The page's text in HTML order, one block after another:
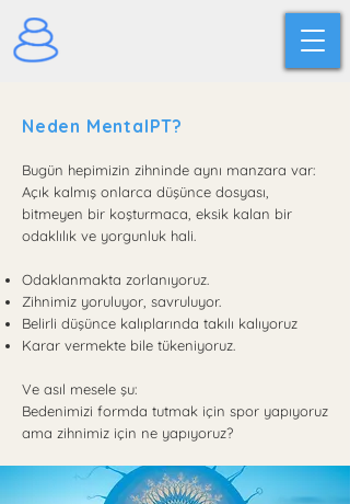
Neden MentalPT?
Bugün hepimizin zihninde aynı manzara var:
Açık kalmış onlarca düşünce dosyası,
bitmeyen bir koşturmaca, eksik kalan bir
odaklılık ve yorgunluk hali.
Odaklanmakta zorlanıyoruz.
Zihnimiz yoruluyor, savruluyor.
Belirli düşünce kalıplarında takılı kalıyoruz
Karar vermekte bile tükeniyoruz.
Ve asıl mesele şu:
Bedenimizi formda tutmak için spor yapıyoruz
ama zihnimiz için ne yapıyoruz?